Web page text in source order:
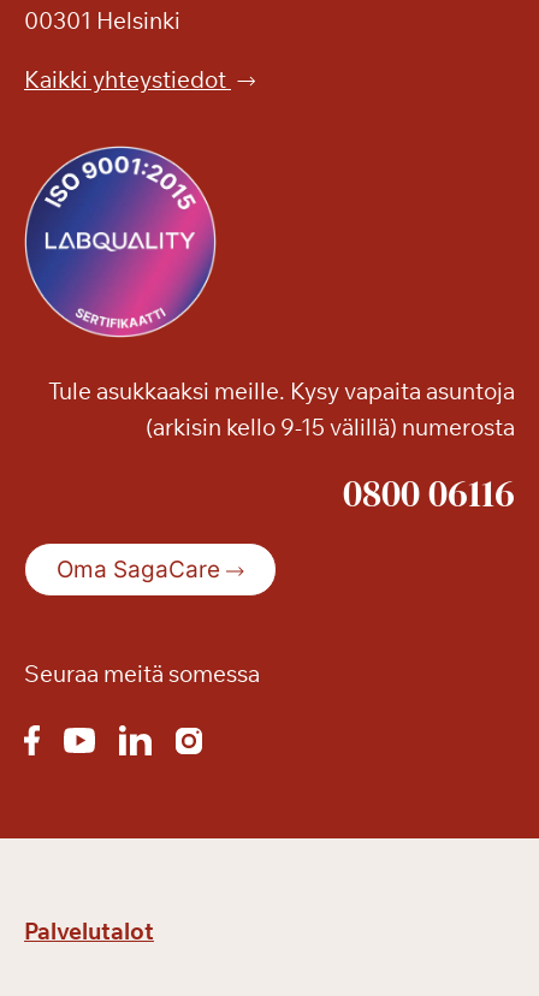
00301 Helsinki
Kaikki yhteystiedot
Tule asukkaaksi meille. Kysy vapaita asuntoja
(arkisin kello 9-15 välillä) numerosta
0800 06116
Oma SagaCare
Seuraa meitä somessa
Palvelutalot